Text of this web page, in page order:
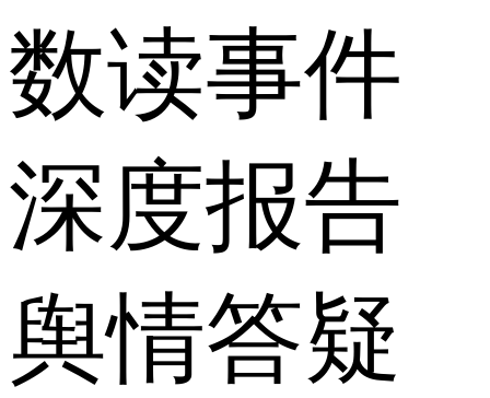
数读事件
深度报告
舆情答疑